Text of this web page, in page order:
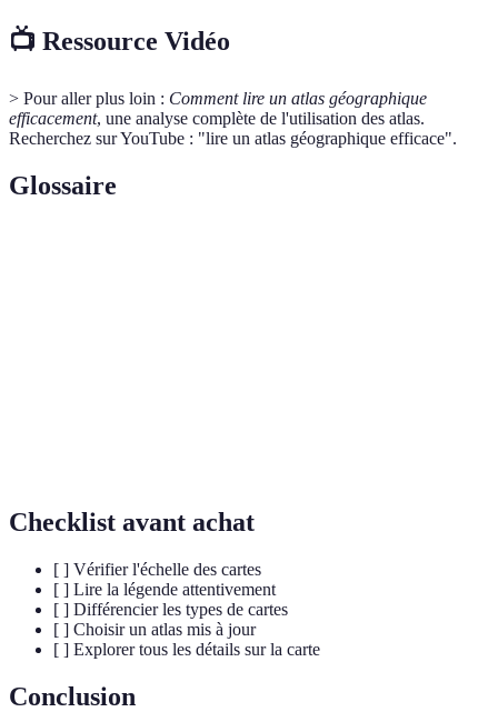
📺 Ressource Vidéo
> Pour aller plus loin : Comment lire un atlas géographique
efficacement, une analyse complète de l'utilisation des atlas.
Recherchez sur YouTube : "lire un atlas géographique efficace".
Glossaire
Checklist avant achat
[ ] Vérifier l'échelle des cartes
[ ] Lire la légende attentivement
[ ] Différencier les types de cartes
[ ] Choisir un atlas mis à jour
[ ] Explorer tous les détails sur la carte
Conclusion